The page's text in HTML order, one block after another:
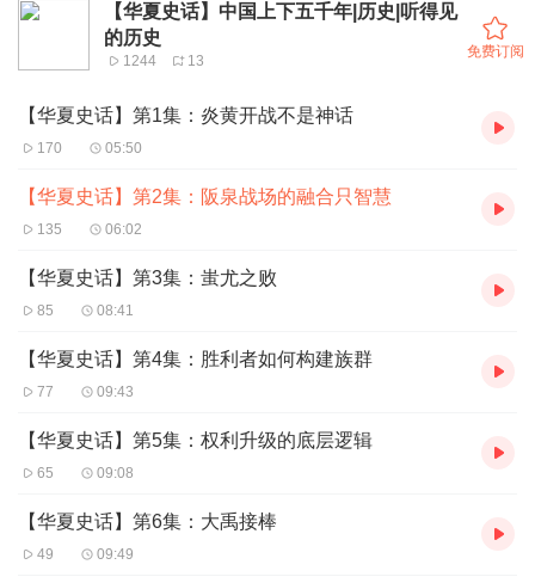
【华夏史话】中国上下五千年|历史|听得见
的历史
1244 13
免费订阅
【华夏史话】第1集：炎黄开战不是神话
170 05:50
【华夏史话】第2集：阪泉战场的融合只智慧
135 06:02
【华夏史话】第3集：蚩尤之败
85 08:41
【华夏史话】第4集：胜利者如何构建族群
77 09:43
【华夏史话】第5集：权利升级的底层逻辑
65 09:08
【华夏史话】第6集：大禹接棒
49 09:49